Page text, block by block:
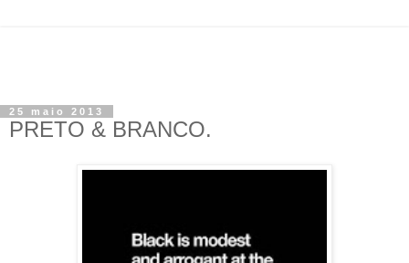
25 maio 2013
PRETO & BRANCO.